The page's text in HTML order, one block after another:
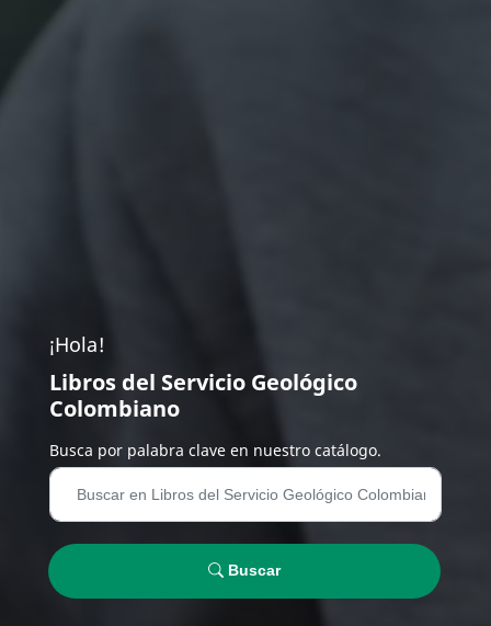
¡Hola!
Libros del Servicio Geológico
Colombiano
Busca por palabra clave en nuestro catálogo.
Buscar